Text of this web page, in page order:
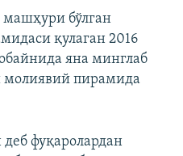
машҳури бўлган
қулаган 2016
яна минглаб
молиявий пирамида
фуқаролардан